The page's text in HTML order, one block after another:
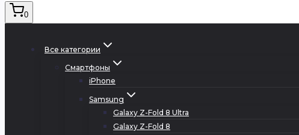
0
Все категории
Смартфоны
iPhone
Samsung
Galaxy Z-Fold 8 Ultra
Galaxy Z-Fold 8